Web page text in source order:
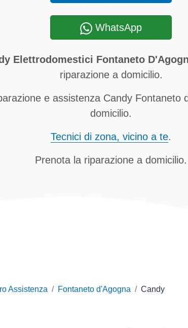
WhatsApp
Elettrodomestici Fontaneto
riparazione a domicilio.
e assistenza Candy Fontaneto
domicilio.
Tecnici di zona, vicino a te.
Prenota la riparazione a domicilio.
Assistenza Fontaneto d'Agogna Candy